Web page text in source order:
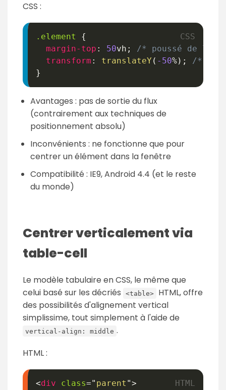
CSS :
.element
{
margin-top : 50vh ;
/* poussé de la
transform : translateY ( -50%) ;
/* tiré
}
Avantages : pas de sortie du flux
(contrairement aux techniques de
positionnement absolu)
Inconvénients : ne fonctionne que pour
centrer un élément dans la fenêtre
Compatibilité : IE9, Android 4.4 (et le reste
du monde)
Centrer verticalement via
table-cell
Le modèle tabulaire en CSS, le même que
celui basé sur les décriés
<table>
HTML, offre
des possibilités d'alignement vertical
simplissime, tout simplement à l'aide de
vertical-align: middle .
HTML :
<div class=" parent ">